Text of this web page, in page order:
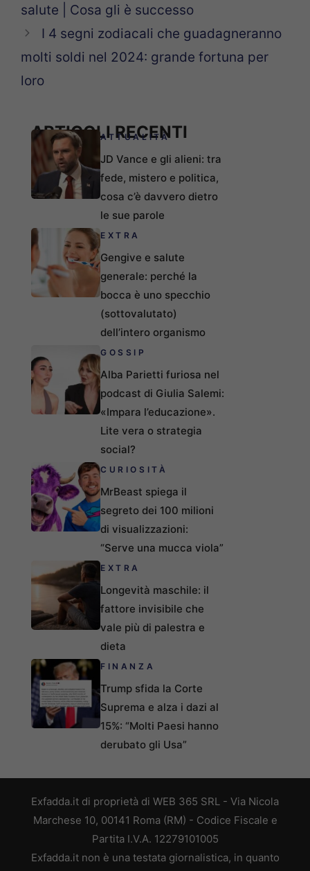
salute | Cosa gli è successo
I 4 segni zodiacali che guadagneranno
molti soldi nel 2024: grande fortuna per
loro
ARTICOLI RECENTI
ATTUALITÀ
JD Vance e gli alieni: tra
fede, mistero e politica,
cosa c’è davvero dietro
le sue parole
EXTRA
Gengive e salute
generale: perché la
bocca è uno specchio
(sottovalutato)
dell’intero organismo
GOSSIP
Alba Parietti furiosa nel
podcast di Giulia Salemi:
«Impara l’educazione».
Lite vera o strategia
social?
CURIOSITÀ
MrBeast spiega il
segreto dei 100 milioni
di visualizzazioni:
“Serve una mucca viola”
EXTRA
Longevità maschile: il
fattore invisibile che
vale più di palestra e
dieta
FINANZA
Trump sfida la Corte
Suprema e alza i dazi al
15%: “Molti Paesi hanno
derubato gli Usa”
Exfadda.it di proprietà di WEB 365 SRL - Via Nicola
Marchese 10, 00141 Roma (RM) - Codice Fiscale e
Partita I.V.A. 12279101005
Exfadda.it non è una testata giornalistica, in quanto